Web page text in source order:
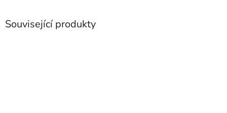
Související produkty